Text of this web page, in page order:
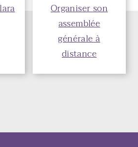
Organiser son
assemblée
générale à
distance